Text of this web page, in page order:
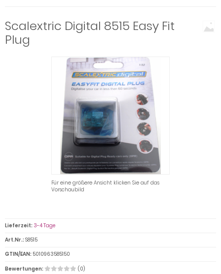
Scalextric Digital 8515 Easy Fit
Plug
Für eine größere Ansicht klicken Sie auf das
Vorschaubild
Lieferzeit: 3-4 Tage
Art.Nr.: S8515
GTIN/EAN: 5010963585150
Bewertungen:
(0)